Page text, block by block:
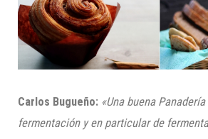
Carlos Bugueño: «Una buena
fermentación y en particular de